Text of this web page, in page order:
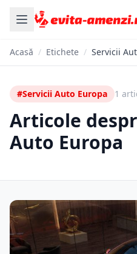
Acasă / Etichete / Servicii
#Servicii Auto Europa 1
Articole
Auto Europa